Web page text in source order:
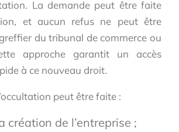
La demande peut être faite
et aucun refus ne peut être
du tribunal de commerce ou
approche garantit un accès
à ce nouveau droit.
peut être faite :
création de l’entreprise ;